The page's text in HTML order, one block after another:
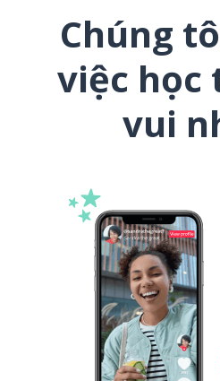
Chúng
việc học
vui